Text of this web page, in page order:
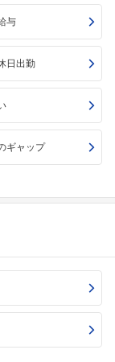
与
日出勤
ギャップ